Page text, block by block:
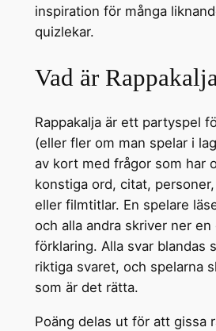
inspiration för många
quizlekar.
Vad är Rappakalja
Rappakalja är ett partyspel
(eller fler om man spelar i
av kort med frågor som har
konstiga ord, citat,
eller filmtitlar. En spelare
och alla andra skriver ner
förklaring. Alla svar blandas
riktiga svaret, och spelarna
som är det rätta.
Poäng delas ut för att gissa